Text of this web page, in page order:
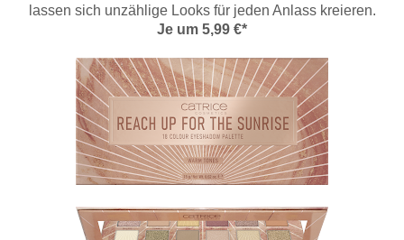
lassen sich unzählige Looks für jeden Anlass kreieren.
Je um 5,99 €*